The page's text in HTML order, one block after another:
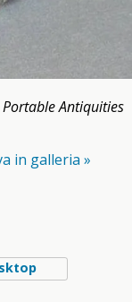
Antiquities
in galleria »